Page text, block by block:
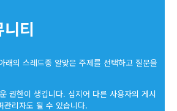
티
래의 스레드중 알맞은 주제를 선택하고 질문을
권한이 생깁니다. 심지어 다른 사용자의 게시
관리자도 될 수 있습니다.